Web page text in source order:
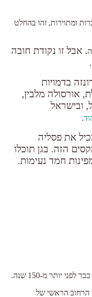
ומתוירות, זהו בהחלט
. אבל זו נקודת חובה
29 פסלי ברונזה בדמויות
אורסולה מלבין,
ובישראל
.
את פסליה
הזה. בגן תוכלו
חמד נעימות.
יותר מ-150 שנה.
הרחוב הראשי של